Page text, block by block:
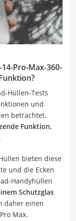
Pro-Max-360-
Hüllen-Tests
und
betrachtet.
Funktion,
bieten diese
und die Ecken
Handyhüllen
Schutzglas
daher einen
Max.